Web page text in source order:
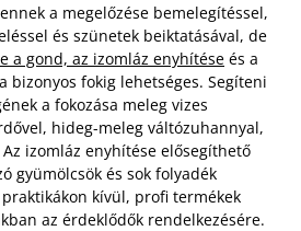
a megelőzése bemelegítéssel,
és szünetek beiktatásával, de
a gond, az izomláz enyhítése és a
bizonyos fokig lehetséges. Segíteni
a fokozása meleg vizes
hideg-meleg váltózuhannyal,
izomláz enyhítése elősegíthető
gyümölcsök és sok folyadék
kívül, profi termékek
az érdeklődők rendelkezésére.